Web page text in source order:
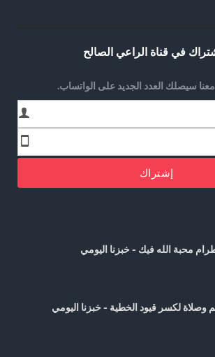
في قناة الراعي الصالح
سيصلك العدد الجديد على الواتساب.
إشتراك
محبة الله فيك - خبزنا اليومي
وصلاة لكسر قيود الخطية - خبزنا اليومي